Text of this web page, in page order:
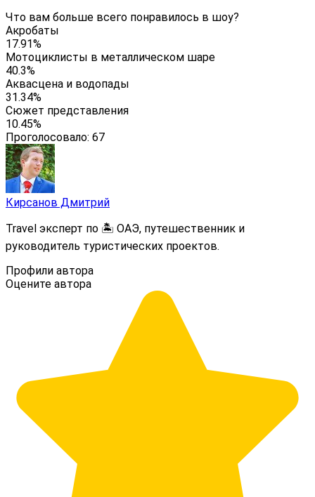
Что вам больше всего понравилось в шоу?
Акробаты
17.91%
Мотоциклисты в металлическом шаре
40.3%
Аквасцена и водопады
31.34%
Сюжет представления
10.45%
Проголосовало: 67
Кирсанов Дмитрий
Travel эксперт по 🏝️ ОАЭ, путешественник и
руководитель туристических проектов.
Профили автора
Оцените автора